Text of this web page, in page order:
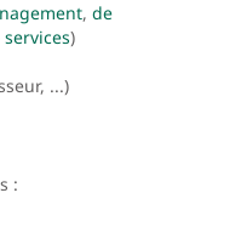
, de
services)
...)
: